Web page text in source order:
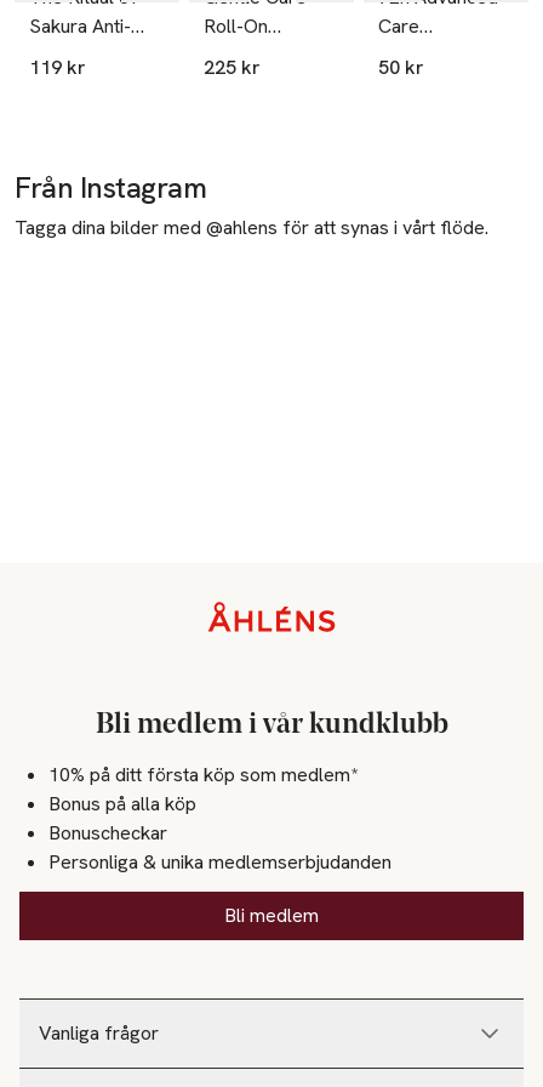
Sakura Anti-
Perspirant
119 kr
Roll-On
Deodorant, 50
225 kr
Care
Antiperspirant
50 kr
Från Instagram
Tagga dina bilder med @ahlens för att synas i vårt flöde.
Vanliga frågor
Bli medlem i vår kundklubb
10% på ditt första köp som medlem*
Bonus på alla köp
Bonuscheckar
Personliga & unika medlemserbjudanden
Bli medlem